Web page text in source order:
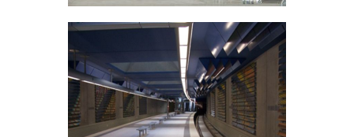
Underground Station
Fürth Hardhöhe